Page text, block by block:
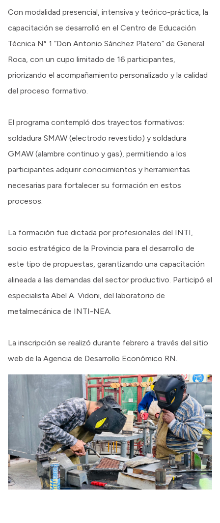
Con modalidad presencial, intensiva y teórico-práctica, la
capacitación se desarrolló en el Centro de Educación
Técnica N° 1 “Don Antonio Sánchez Platero” de General
Roca, con un cupo limitado de 16 participantes,
priorizando el acompañamiento personalizado y la calidad
del proceso formativo.
El programa contempló dos trayectos formativos:
soldadura SMAW (electrodo revestido) y soldadura
GMAW (alambre continuo y gas), permitiendo a los
participantes adquirir conocimientos y herramientas
necesarias para fortalecer su formación en estos
procesos.
La formación fue dictada por profesionales del INTI,
socio estratégico de la Provincia para el desarrollo de
este tipo de propuestas, garantizando una capacitación
alineada a las demandas del sector productivo. Participó el
especialista Abel A. Vidoni, del laboratorio de
metalmecánica de INTI-NEA.
La inscripción se realizó durante febrero a través del sitio
web de la Agencia de Desarrollo Económico RN.